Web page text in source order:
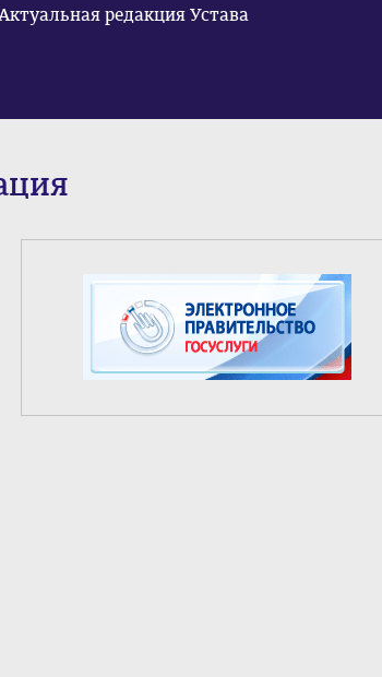
редакция Устава